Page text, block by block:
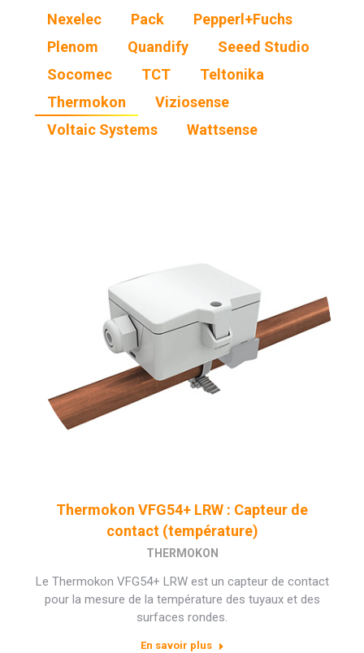
Nexelec
Pack
Pepperl+Fuchs
Plenom
Quandify
Seeed Studio
Socomec
TCT
Teltonika
Thermokon
Viziosense
Voltaic Systems
Wattsense
Thermokon VFG54+ LRW : Capteur de
contact (température)
THERMOKON
Le Thermokon VFG54+ LRW est un capteur de contact
pour la mesure de la température des tuyaux et des
surfaces rondes.
En savoir plus